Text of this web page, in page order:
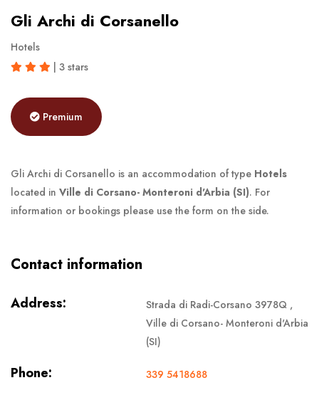
Gli Archi di Corsanello
Hotels
| 3 stars
Premium
Gli Archi di Corsanello is an accommodation of type Hotels
located in Ville di Corsano- Monteroni d'Arbia (SI). For
information or bookings please use the form on the side.
Contact information
Address:
Strada di Radi-Corsano 3978Q ,
Ville di Corsano- Monteroni d'Arbia
(SI)
Phone: 339 5418688